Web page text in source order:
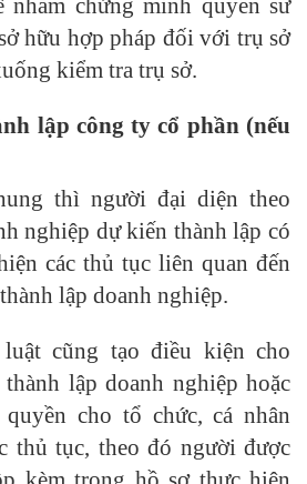
nhằm chứng minh quyền sử
hữu hợp pháp đối với trụ sở
kiểm tra trụ sở.
lập công ty cổ phần (nếu
thì người đại diện theo
nghiệp dự kiến thành lập có
các thủ tục liên quan đến
lập doanh nghiệp.
cũng tạo điều kiện cho
lập doanh nghiệp hoặc
cho tổ chức, cá nhân
thủ tục, theo đó người được
kèm trong hồ sơ thực hiện